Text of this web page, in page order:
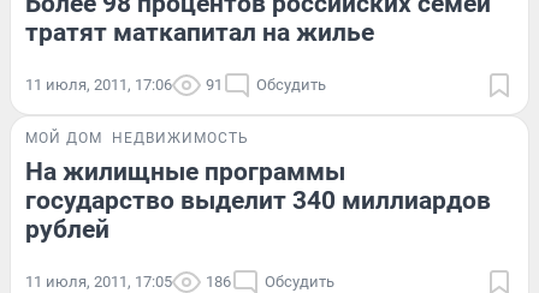
тратят маткапитал на жилье
11 июля, 2011, 17:06 91 Обсудить
МОЙ ДОМ НЕДВИЖИМОСТЬ
На жилищные программы
государство выделит 340 миллиардов
рублей
11 июля, 2011, 17:05 186 Обсудить